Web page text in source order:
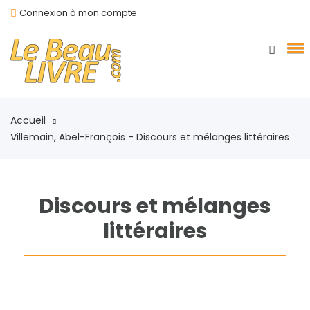
Connexion à mon compte
Accueil
Villemain, Abel-François - Discours et mélanges littéraires
Discours et mélanges
littéraires